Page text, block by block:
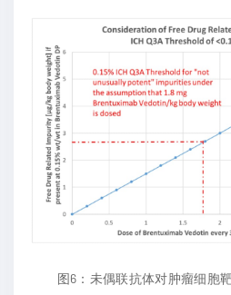
图6：未偶联抗体对肿瘤细胞